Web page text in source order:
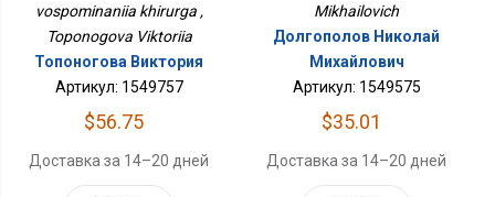
vospominaniia khirurga ,
Toponogova Viktoriia
Топоногова Виктория
Артикул: 1549757
$56.75
Доставка за 14–20 дней
Mikhailovich
Долгополов Николай
Михайлович
Артикул: 1549575
$35.01
Доставка за 14–20 дней